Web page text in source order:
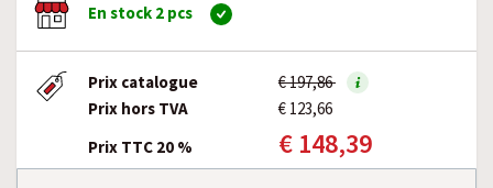
En stock 2 pcs
Prix catalogue
€ 197,86
Prix hors TVA
€ 123,66
Prix TTC 20 %
€ 148,39